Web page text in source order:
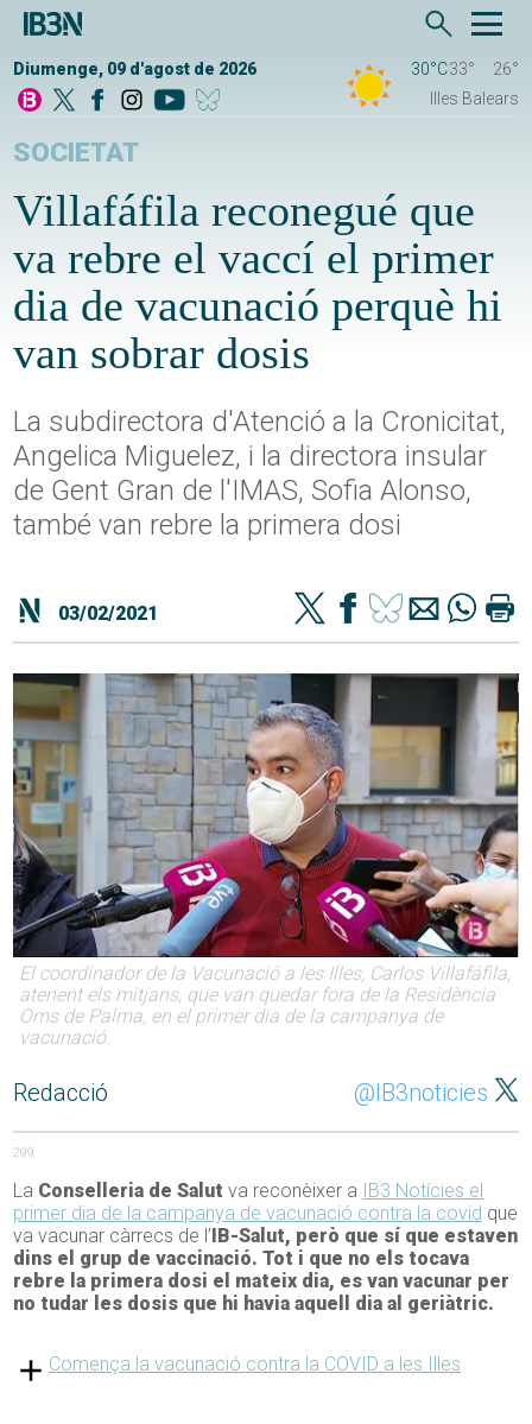
Diumenge, 09 d'agost de 2026 30°C33°
26°
Illes Balears
SOCIETAT
Villafáfila reconegué que
va rebre el vaccí el primer
dia de vacunació perquè hi
van sobrar dosis
La subdirectora d'Atenció a la Cronicitat,
Angelica Miguelez, i la directora insular
de Gent Gran de l'IMAS, Sofia Alonso,
també van rebre la primera dosi
03/02/2021
El coordinador de la Vacunació a les Illes, Carlos Villafáfila,
atenent els mitjans, que van quedar fora de la Residència
Oms de Palma, en el primer dia de la campanya de
vacunació.
Redacció @IB3noticies
299
La Conselleria de Salut va reconèixer a IB3 Notícies el
primer dia de la campanya de vacunació contra la covid que
va vacunar càrrecs de l’IB-Salut, però que sí que estaven
dins el grup de vaccinació. Tot i que no els tocava
rebre la primera dosi el mateix dia, es van vacunar per
no tudar les dosis que hi havia aquell dia al geriàtric.
Comença la vacunació contra la COVID a les Illes